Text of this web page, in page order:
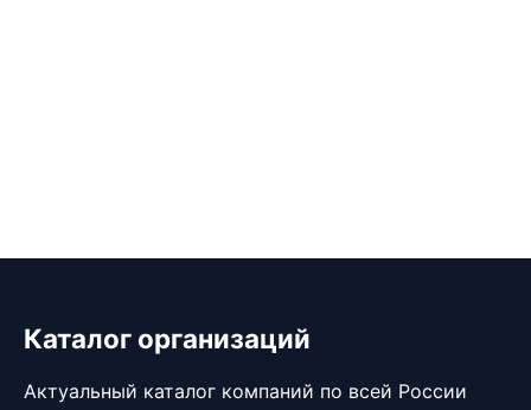
Каталог организаций
Актуальный каталог компаний по всей России